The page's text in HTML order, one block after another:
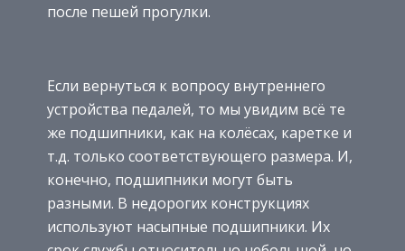
после пешей прогулки.
Если вернуться к вопросу внутреннего
устройства педалей, то мы увидим всё те
же подшипники, как на колёсах, каретке и
т.д. только соответствующего размера. И,
конечно, подшипники могут быть
разными. В недорогих конструкциях
используют насыпные подшипники. Их